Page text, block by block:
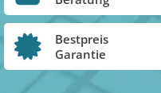
Bestpreis
Garantie